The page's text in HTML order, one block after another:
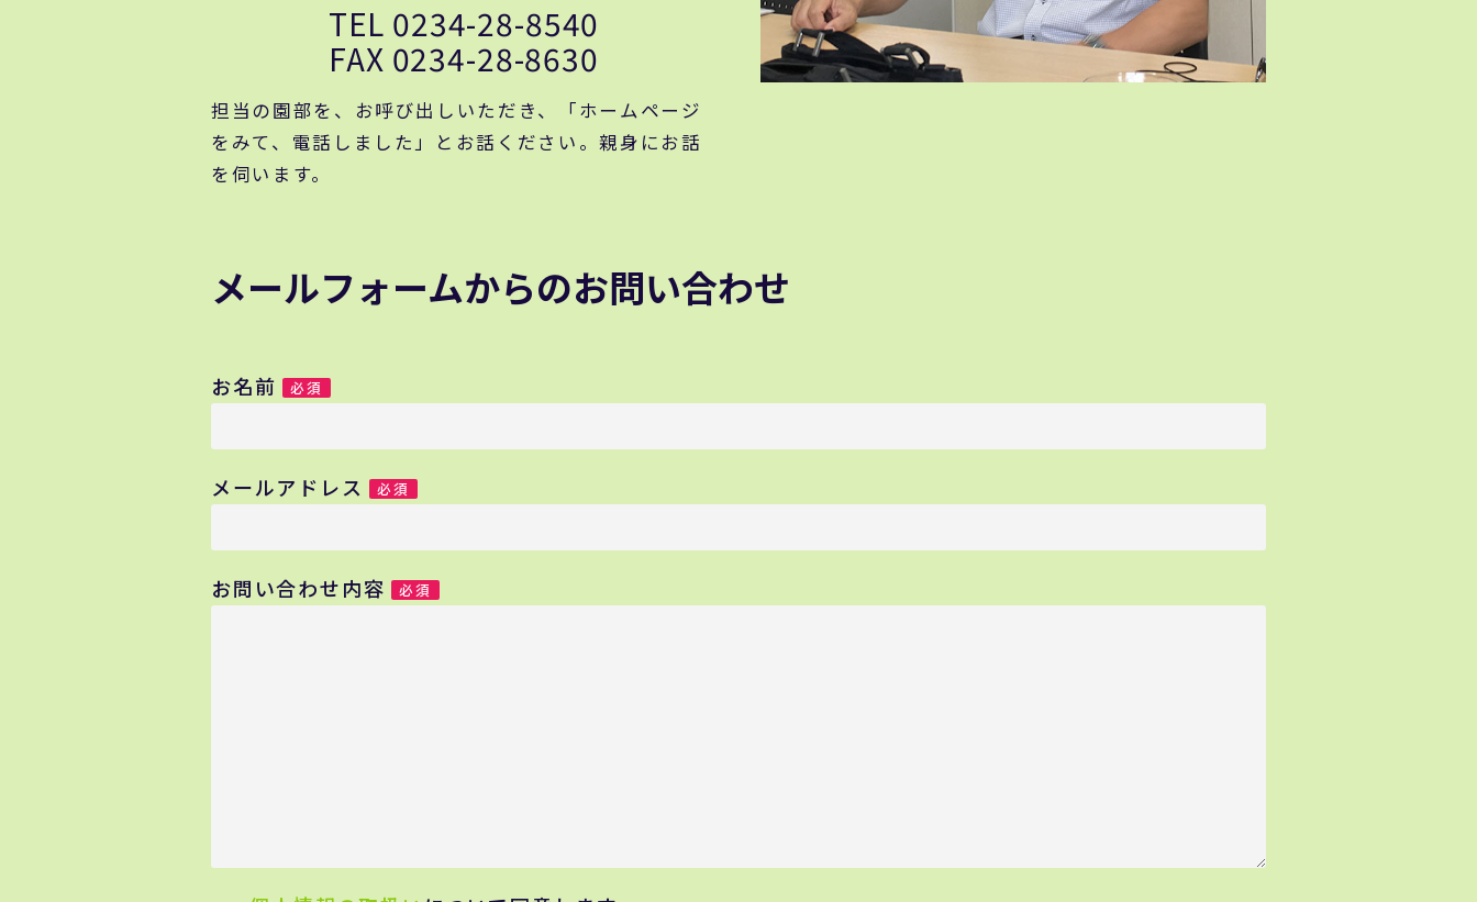
TEL 0234-28-8540
FAX 0234-28-8630
担当の園部を、お呼び出しいただき、「ホームページ
をみて、電話しました」とお話ください。親身にお話
を伺います。
メールフォームからのお問い合わせ
お名前 必須
メールアドレス 必須
お問い合わせ内容 必須